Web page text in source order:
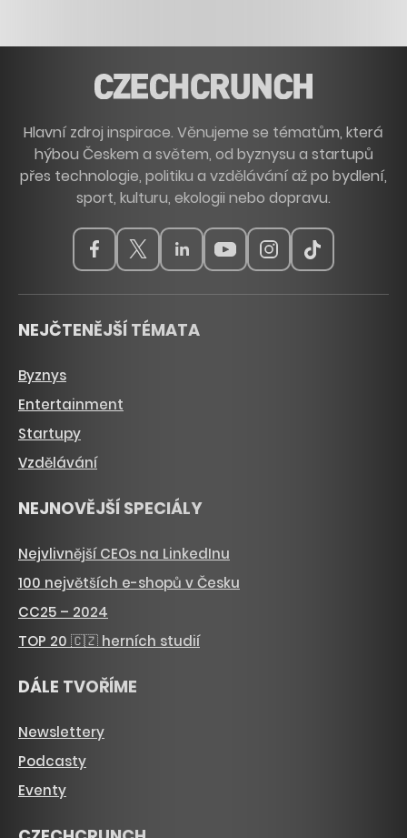
Hlavní zdroj inspirace. Věnujeme se tématům, která
hýbou Českem a světem, od byznysu a startupů
přes technologie, politiku a vzdělávání až po bydlení,
sport, kulturu, ekologii nebo dopravu.
NEJČTENĚJŠÍ TÉMATA
Byznys
Entertainment
Startupy
Vzdělávání
NEJNOVĚJŠÍ SPECIÁLY
Nejvlivnější CEOs na LinkedInu
100 největších e-shopů v Česku
CC25 – 2024
TOP 20 🇨🇿 herních studií
DÁLE TVOŘÍME
Newslettery
Podcasty
Eventy